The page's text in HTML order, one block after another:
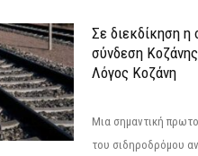
Σε διεκδίκηση η
σύνδεση
Λόγος Κοζάνη
Μια σημαντική
του σιδηροδρόμου